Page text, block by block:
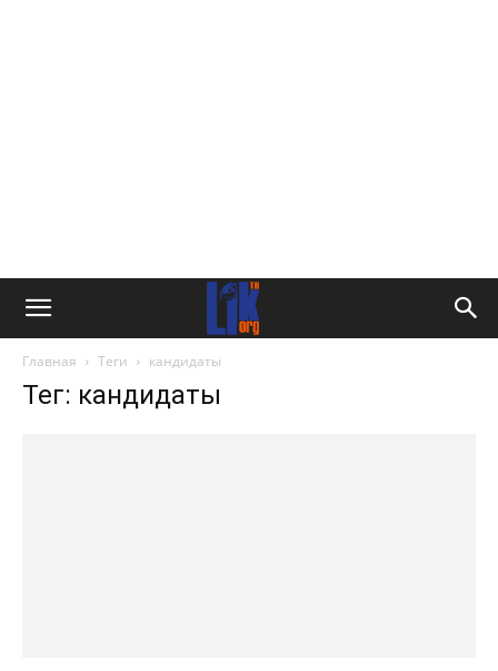
Главная Теги кандидаты
Тег: кандидаты